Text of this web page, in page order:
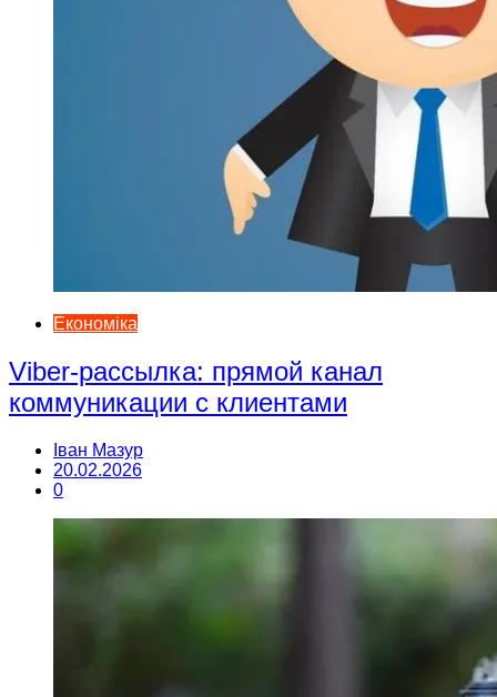
Економіка
Viber-рассылка: прямой канал
коммуникации с клиентами
Іван Мазур
20.02.2026
0